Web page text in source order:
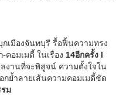
กเมืองจันทบุรี รื้อฟื้นความทรง
อมเมดี้ ในเรื่อง 14อีกครั้ง I
งานที่จะพิสูจน์ ความตั้งใจใน
กย้ำลายเส้นความคอมเมดี้ชัด
รม